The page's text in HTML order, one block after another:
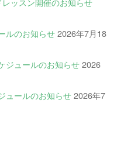
ルのお知らせ 2026年7月18
ジュールのお知らせ 2026
ュールのお知らせ 2026年7